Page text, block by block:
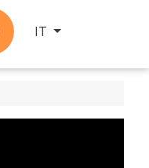
Seleziona la tua
IT